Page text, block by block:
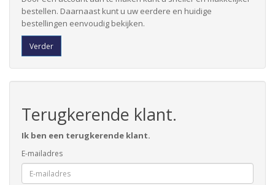
bestellen. Daarnaast kunt u uw eerdere en huidige
bestellingen eenvoudig bekijken.
Verder
Terugkerende klant.
Ik ben een terugkerende klant.
E-mailadres